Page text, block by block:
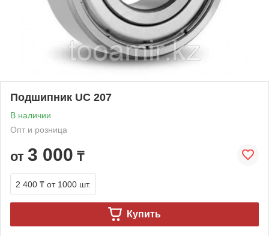
Подшипник UC 207
В наличии
Опт и розница
от 3 000 ₸
2 400 ₸ от 1000 шт.
Купить